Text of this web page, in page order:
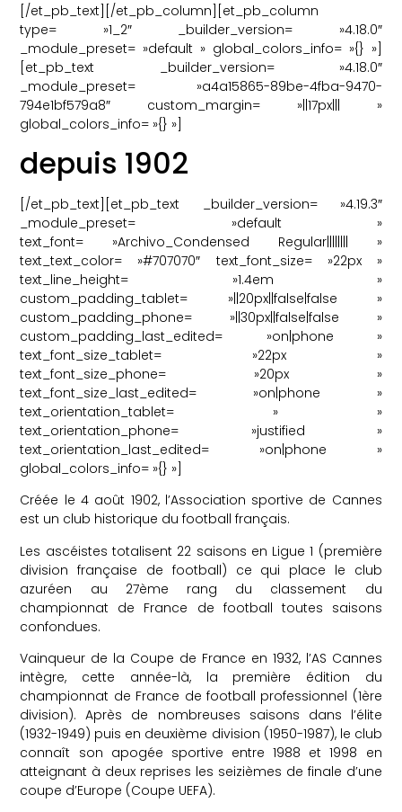
[/et_pb_text][/et_pb_column][et_pb_column
type= »1_2″ _builder_version= »4.18.0″
_module_preset= »default » global_colors_info= »{} »]
[et_pb_text _builder_version= »4.18.0″
_module_preset= »a4a15865-89be-4fba-9470-
794e1bf579a8″ custom_margin= »||17px||| »
global_colors_info= »{} »]
depuis 1902
[/et_pb_text][et_pb_text _builder_version= »4.19.3″
_module_preset= »default »
text_font= »Archivo_Condensed Regular|||||||| »
text_text_color= »#707070″ text_font_size= »22px »
text_line_height= »1.4em »
custom_padding_tablet= »||20px||false|false »
custom_padding_phone= »||30px||false|false »
custom_padding_last_edited= »on|phone »
text_font_size_tablet= »22px »
text_font_size_phone= »20px »
text_font_size_last_edited= »on|phone »
text_orientation_tablet= » »
text_orientation_phone= »justified »
text_orientation_last_edited= »on|phone »
global_colors_info= »{} »]
Créée le 4 août 1902, l’Association sportive de Cannes
est un club historique du football français.
Les ascéistes totalisent 22 saisons en Ligue 1 (première
division française de football) ce qui place le club
azuréen au 27ème rang du classement du
championnat de France de football toutes saisons
confondues.
Vainqueur de la Coupe de France en 1932, l’AS Cannes
intègre, cette année-là, la première édition du
championnat de France de football professionnel (1ère
division). Après de nombreuses saisons dans l’élite
(1932-1949) puis en deuxième division (1950-1987), le club
connaît son apogée sportive entre 1988 et 1998 en
atteignant à deux reprises les seizièmes de finale d’une
coupe d’Europe (Coupe UEFA).